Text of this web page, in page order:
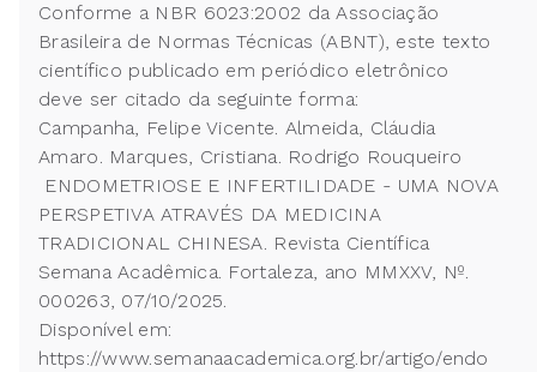
Conforme a NBR 6023:2002 da Associação
Brasileira de Normas Técnicas (ABNT), este texto
científico publicado em periódico eletrônico
deve ser citado da seguinte forma:
Campanha, Felipe Vicente. Almeida, Cláudia
Amaro. Marques, Cristiana. Rodrigo Rouqueiro
ENDOMETRIOSE E INFERTILIDADE - UMA NOVA
PERSPETIVA ATRAVÉS DA MEDICINA
TRADICIONAL CHINESA. Revista Científica
Semana Acadêmica. Fortaleza, ano MMXXV, Nº.
000263, 07/10/2025.
Disponível em:
https://www.semanaacademica.org.br/artigo/endo